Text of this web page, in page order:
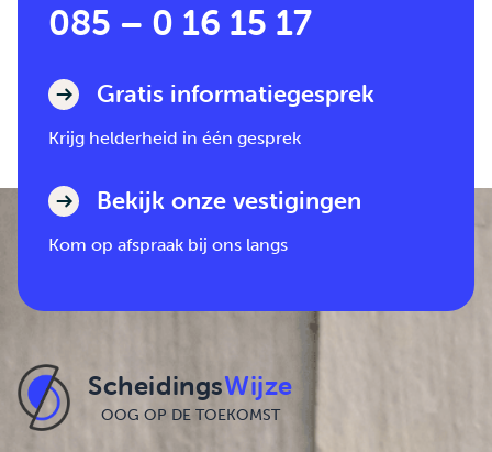
085 – 0 16 15 17
Gratis informatiegesprek
Krijg helderheid in één gesprek
Bekijk onze vestigingen
Kom op afspraak bij ons langs
ScheidingsWijze
OOG OP DE TOEKOMST